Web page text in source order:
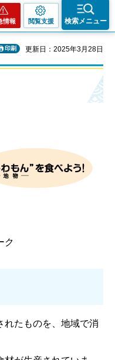
情報 閲覧支援 検索メニュー
印刷 更新日：2025年3月28日
ク
れたものを、地域で消